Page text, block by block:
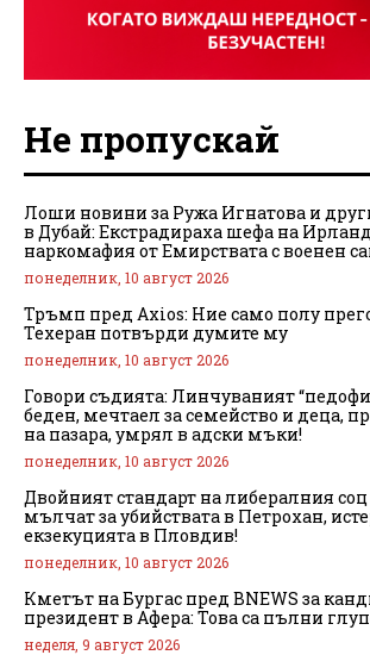
Не пропускай
Лоши новини за Ружа Игнатова и
в Дубай: Екстрадираха шефа на
наркомафия от Емирствата с военен
понеделник, 10 август 2026
Тръмп пред Axios: Ние само полу
Техеран потвърди думите му
понеделник, 10 август 2026
Говори съдията: Линчуваният
беден, мечтаел за семейство и деца,
на пазара, умрял в адски мъки!
понеделник, 10 август 2026
Двойният стандарт на либералния соц
мълчат за убийствата в Петрохан,
екзекуцията в Пловдив!
понеделник, 10 август 2026
Кметът на Бургас пред BNEWS за
президент в Афера: Това са пълни
неделя, 9 август 2026